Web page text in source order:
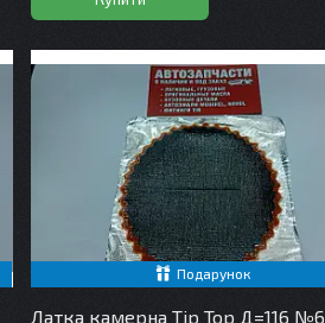
Подарунок
Латка камерна Tip Top Д=116 №6